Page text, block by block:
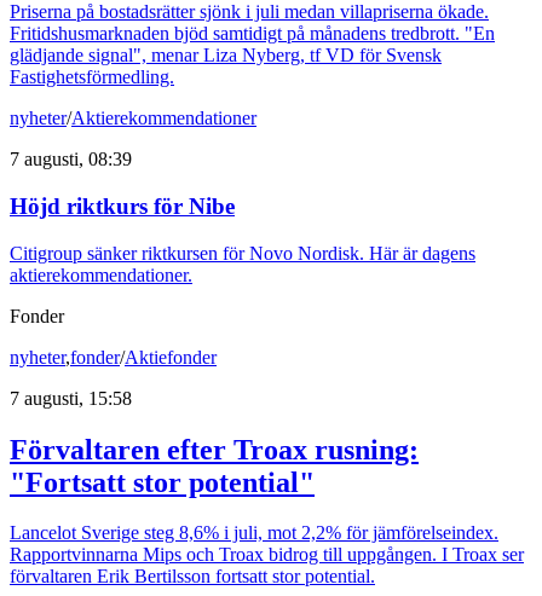
Priserna på bostadsrätter sjönk i juli medan villapriserna ökade.
Fritidshusmarknaden bjöd samtidigt på månadens tredbrott. "En
glädjande signal", menar Liza Nyberg, tf VD för Svensk
Fastighetsförmedling.
nyheter/Aktierekommendationer
7 augusti, 08:39
Höjd riktkurs för Nibe
Citigroup sänker riktkursen för Novo Nordisk. Här är dagens
aktierekommendationer.
Fonder
nyheter,fonder/Aktiefonder
7 augusti, 15:58
Förvaltaren efter Troax rusning:
"Fortsatt stor potential"
Lancelot Sverige steg 8,6% i juli, mot 2,2% för jämförelseindex.
Rapportvinnarna Mips och Troax bidrog till uppgången. I Troax ser
förvaltaren Erik Bertilsson fortsatt stor potential.